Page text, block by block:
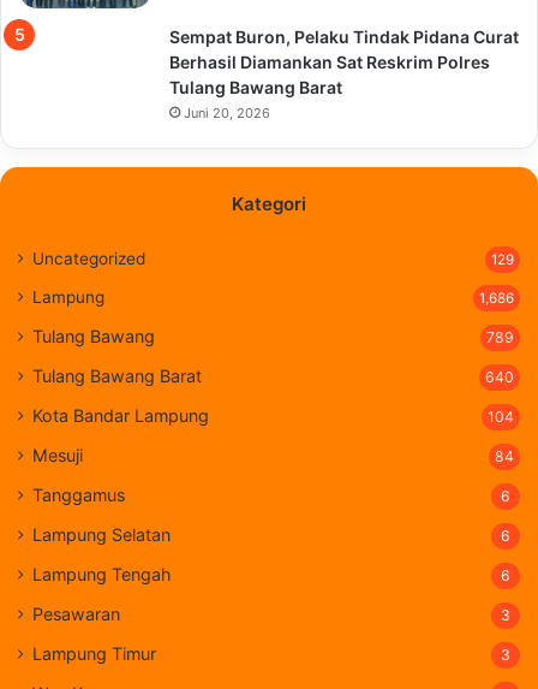
Sempat Buron, Pelaku Tindak Pidana Curat
Berhasil Diamankan Sat Reskrim Polres
Tulang Bawang Barat
Juni 20, 2026
Kategori
Uncategorized 129
Lampung 1,686
Tulang Bawang 789
Tulang Bawang Barat 640
Kota Bandar Lampung 104
Mesuji 84
Tanggamus 6
Lampung Selatan 6
Lampung Tengah 6
Pesawaran 3
Lampung Timur 3